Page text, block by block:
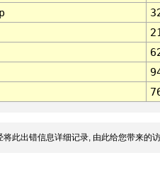
此出错信息详细记录, 由此给您带来的